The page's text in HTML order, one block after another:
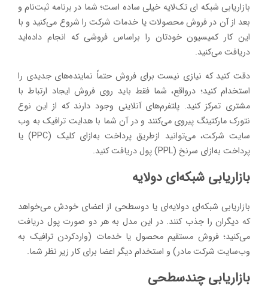
بازاریابی شبکه ای تک‌لایه خیلی ساده است؛ شما در برنامه ثبت‌نام و
بعد از آن در فروش محصولات یا خدمات شرکت را شروع می‌کنید و با
این کار کمیسیون خودتان را براساس فروشی که انجام داده‌اید
دریافت می‌کنید.
دقت کنید که نیازی نیست برای فروش حتماً نماینده‌های جدیدی را
استخدام کنید؛ درواقع، شما فقط باید روی فروش ایجاد ارتباط با
مشتری تمرکز کنید. پلتفرم‌های آنلاینی وجود دارند که از این نوع
نتورک مارکتینگ پیروی می‌کنند و در آن شما با هدایت ترافیک به وب
سایت شرکت، می‌توانید ازطریق پرداخت به‌ازای کلیک (PPC) یا
پرداخت به‌ازای سرنخ (PPL) پول دریافت کنید.
بازاریابی شبکه‌ای دولایه
بازاریابی شبکه‌ای دولایه‌ای یا دوسطحی از اعضای خودش می‌خواهد
که دیگران را جذب کنند. در این مدل به هر دو صورت پول دریافت
می‌کنید؛ فروش مستقیم محصول یا خدمات (واردکردن ترافیک به
وب‌سایت شرکت مادر) و استخدام دیگر اعضا برای کار زیر نظر شما.
بازاریابی چندسطحی